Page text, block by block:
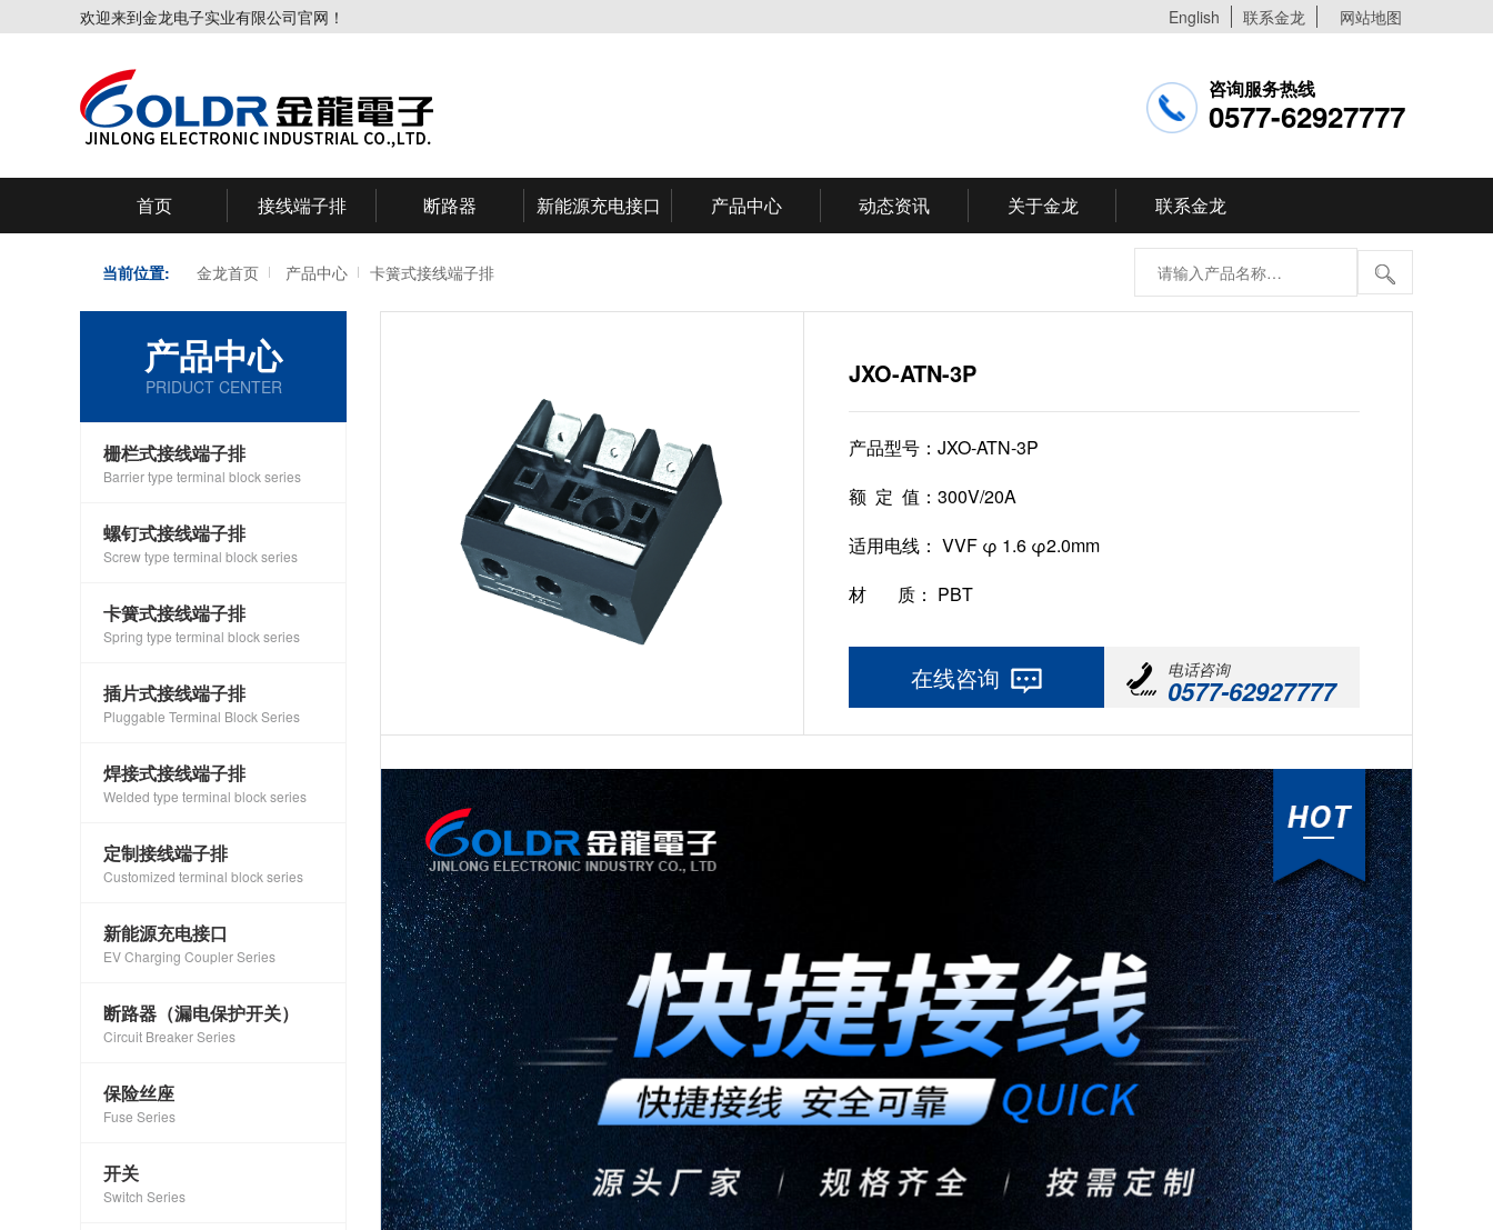
欢迎来到金龙电子实业有限公司官网！ English 联系金龙 网站地图
咨询服务热线
0577-62927777
首页 接线端子排 断路器 新能源充电接口 产品中心 动态资讯 关于金龙 联系金龙
当前位置: 金龙首页 产品中心 卡簧式接线端子排
产品中心
PRIDUCT CENTER
栅栏式接线端子排
Barrier type terminal block series
螺钉式接线端子排
Screw type terminal block series
卡簧式接线端子排
Spring type terminal block series
插片式接线端子排
Pluggable Terminal Block Series
焊接式接线端子排
Welded type terminal block series
定制接线端子排
Customized terminal block series
新能源充电接口
EV Charging Coupler Series
断路器（漏电保护开关）
Circuit Breaker Series
保险丝座
Fuse Series
开关
Switch Series
JXO-ATN-3P
产品型号： JXO-ATN-3P
额 定 值： 300V/20A
适用电线： VVF φ 1.6 φ2.0mm
材 质： PBT
在线咨询 电话咨询
0577-62927777